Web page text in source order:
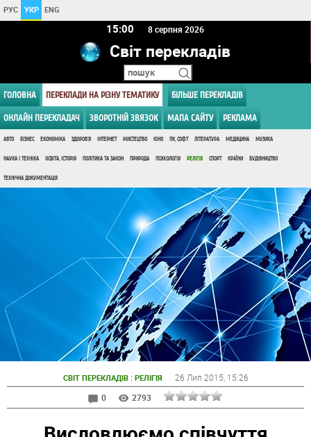
РУС УКР ENG
15 00 8 серпня 2026
Світ перекладів
ГОЛОВНА ПЕРЕКЛАДИ НА РІЗНУ ТЕМАТИКУ БІЛЬШЕ ПЕРЕКЛАДІВ
ОНЛАЙН ПЕРЕКЛАДАЧ ЗВОРОТНІЙ ЗВЯЗОК МАПА САЙТУ РЕКЛАМА
АВТО БІЗНЕС ЕКОНОМІКА ЗДОРОВ'Я ІНТЕРНЕТ МИСТЕЦТВО КІНО ПК, СОФТ ЛІТЕРАТУРА МЕДИЦИНА МУЗИКА
НАУКА І ТЕХНІКА ОСВІТА, ІСТОРІЯ ПОЛІТИКА ТА ЗАКОН ПРИРОДА ПСИХОЛОГІЯ РЕЛІГІЯ СПОРТ КРАЇНИ БУДІВНИЦТВО
ТЕХНІЧНА ДОКУМЕНТАЦІЯ
СВІТ ПЕРЕКЛАДІВ: РЕЛІГІЯ 26 Лип 2015 , 15:26
0
2793